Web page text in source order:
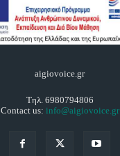
aigiovoice.gr
Τηλ. 6980794806
Contact us: info@aigiovoice.gr